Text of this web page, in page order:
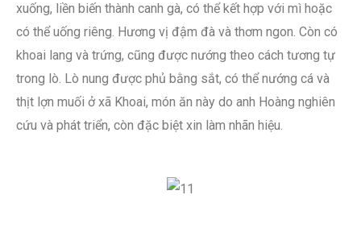
xuống, liền biến thành canh gà, có thể kết hợp với mì hoặc
có thể uống riêng. Hương vị đậm đà và thơm ngon. Còn có
khoai lang và trứng, cũng được nướng theo cách tương tự
trong lò. Lò nung được phủ bằng sắt, có thể nướng cá và
thịt lợn muối ở xã Khoai, món ăn này do anh Hoàng nghiên
cứu và phát triển, còn đặc biệt xin làm nhãn hiệu.